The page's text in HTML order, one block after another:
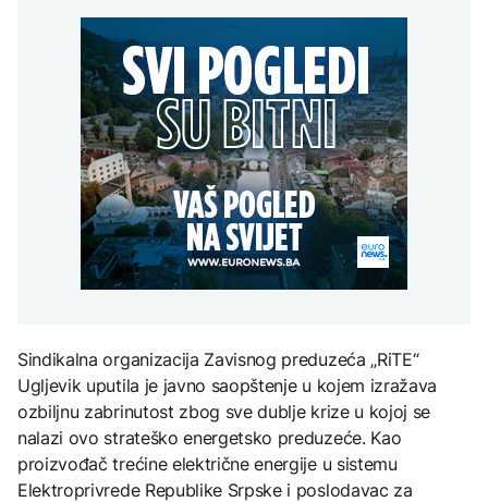
ljiljanima
CRNA HRONIKA
Muškarac iz Novog
Grada sankcionisan
zbog isticanja zastave sa
ljiljanima
Spajić odbacio
mogućnost EU za
gradnju migrantskih
centara u Crnoj Gori
teško pogođen' ako ne
'veoma brzo'
AKTUELNO
Stotine ljudi na granici
Maroka i Seute tragaju za
nestalim članovima
porodica
na Mjesec
TEHNOLOGIJA
Britanska kraljevska
kovnica iz elektronskog
otpada izdvaja zlato
ZDRAVLJE
uskoro završava terapiju
Sindikalna organizacija Zavisnog preduzeća „RiTE“
Ugljevik uputila je javno saopštenje u kojem izražava
ozbiljnu zabrinutost zbog sve dublje krize u kojoj se
nalazi ovo strateško energetsko preduzeće. Kao
proizvođač trećine električne energije u sistemu
Elektroprivrede Republike Srpske i poslodavac za